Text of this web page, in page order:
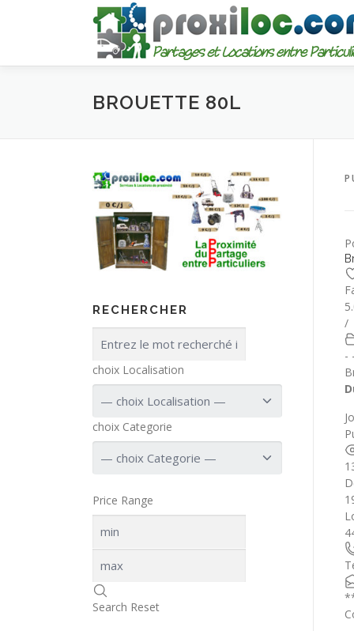
BROUETTE 80L
/
-
RECHERCHER
choix Localisation
choix Categorie
Price Range
Search Reset